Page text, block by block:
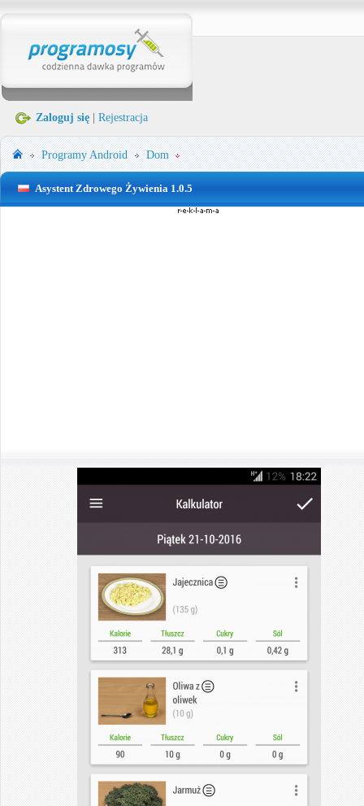
Zaloguj się Rejestracja
ProgramyAndroid Dom
Asystent Zdrowego Żywienia 1.0.5